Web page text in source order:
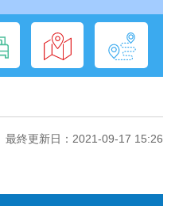
最終更新日：2021-09-17 15:26